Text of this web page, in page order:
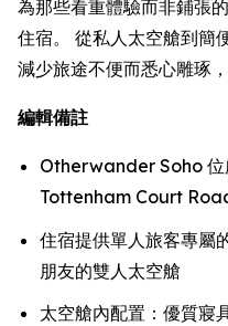
為那些看重體驗而非鋪張
住宿。 從私人太空艙到簡
減少旅途不便而悉心雕琢
編輯備註
Otherwander Soho
Tottenham Court
住宿提供單人旅客專屬
朋友的雙人太空艙
太空艙內配置：優質寢